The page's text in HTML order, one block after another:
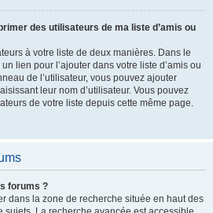
des utilisateurs de ma liste d’amis ou
à votre liste de deux manières. Dans le
lien pour l’ajouter dans votre liste d’amis ou
de l’utilisateur, vous pouvez ajouter
leur nom d’utilisateur. Vous pouvez
de votre liste depuis cette même page.
forums ?
dans la zone de recherche située en haut des